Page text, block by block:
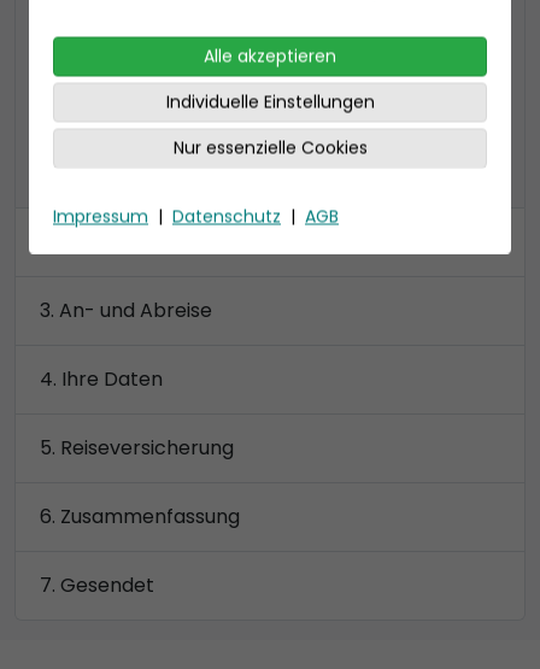
Preis 4.160 €
alle Kategorien anzeigen
An- und Abreise
Ihre Daten
Reiseversicherung
Zusammenfassung
Gesendet
Alle akzeptieren
Individuelle Einstellungen
Nur essenzielle Cookies
Impressum | Datenschutz | AGB